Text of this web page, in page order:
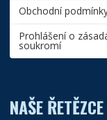
Obchodní
Prohlášení o
soukromí
NAŠE ŘETĚZCE